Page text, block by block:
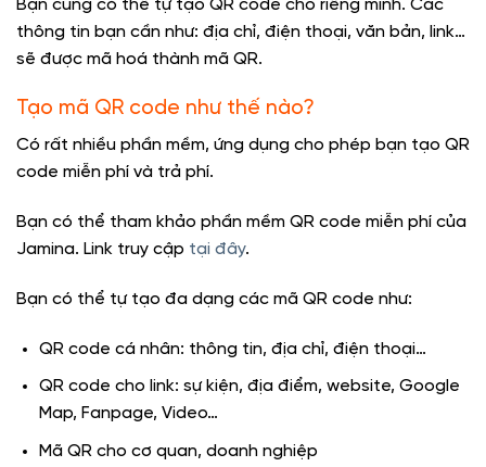
Bạn cũng có thể tự tạo QR code cho riêng mình. Các
thông tin bạn cần như: địa chỉ, điện thoại, văn bản, link…
sẽ được mã hoá thành mã QR.
Tạo mã QR code như thế nào?
Có rất nhiều phần mềm, ứng dụng cho phép bạn tạo QR
code miễn phí và trả phí.
Bạn có thể tham khảo phần mềm QR code miễn phí của
Jamina. Link truy cập tại đây.
Bạn có thể tự tạo đa dạng các mã QR code như:
QR code cá nhân: thông tin, địa chỉ, điện thoại…
QR code cho link: sự kiện, địa điểm, website, Google
Map, Fanpage, Video…
Mã QR cho cơ quan, doanh nghiệp